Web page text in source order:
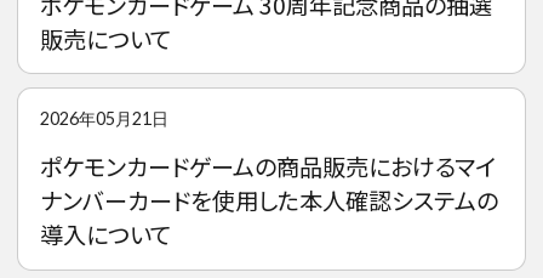
販売について
2026年05月21日
ポケモンカードゲームの商品販売におけるマイ
ナンバーカードを使用した本人確認システムの
導入について